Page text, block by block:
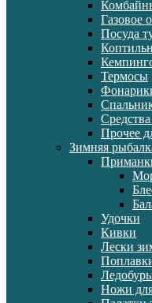
Газовое
Посуда
Термосы
Прочее
Зимняя
Удочки
Кивки
Лески
Ножи